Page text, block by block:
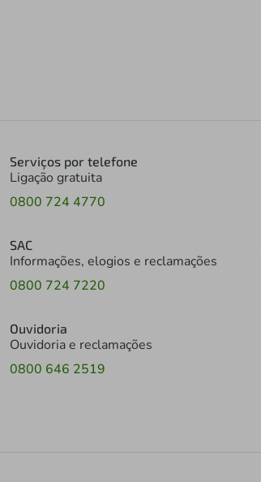
Serviços por telefone
Ligação gratuita
0800 724 4770
SAC
Informações, elogios e reclamações
0800 724 7220
Ouvidoria
Ouvidoria e reclamações
0800 646 2519